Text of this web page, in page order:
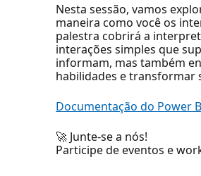
Nesta sessão, vamos
maneira como você os
palestra cobrirá a
interações simples que
informam, mas também
habilidades e transformar
Documentação do Power
🚀 Junte-se a nós!
Participe de eventos e